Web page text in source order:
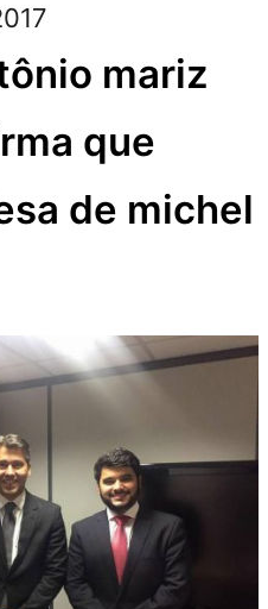
mariz
que
de michel